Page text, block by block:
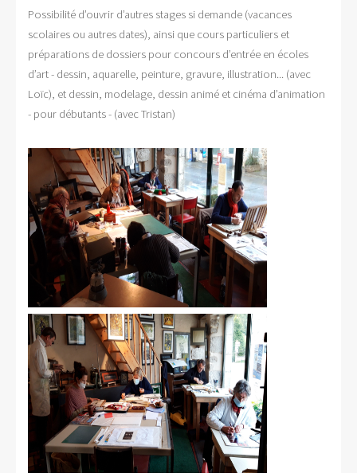
Possibilité d’ouvrir d’autres stages si demande (vacances
scolaires ou autres dates), ainsi que cours particuliers et
préparations de dossiers pour concours d’entrée en écoles
d’art - dessin, aquarelle, peinture, gravure, illustration... (avec
Loïc), et dessin, modelage, dessin animé et cinéma d’animation
- pour débutants - (avec Tristan)